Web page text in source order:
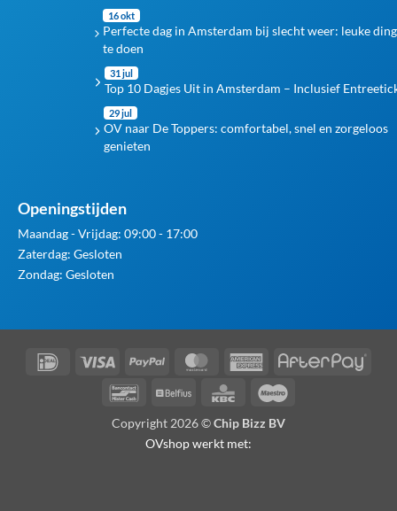
16 okt
Perfecte dag in Amsterdam bij slecht weer: leuke
te doen
31 jul
Top 10 Dagjes Uit in Amsterdam – Inclusief
29 jul
OV naar De Toppers: comfortabel, snel en zorgeloos
genieten
Openingstijden
Maandag - Vrijdag: 09:00 - 17:00
Zaterdag: Gesloten
Zondag: Gesloten
IDeal Visa PayPal MasterCardAmerican
BancontactBelfius KBC
Copyright 2026 ©Chip Bizz BV
OVshop werkt met: